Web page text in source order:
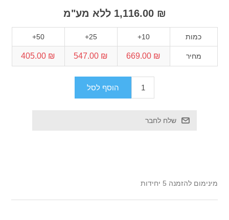
₪ 1,116.00 ללא מע"מ
כמות 10+
25+
50+
מחיר ₪ 669.00
₪ 547.00
₪ 405.00
מינימום להזמנה 5 יחידות